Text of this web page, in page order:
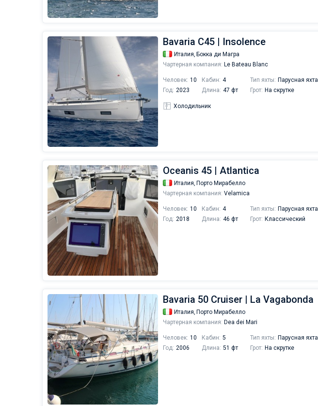
Bavaria C45 | Insolence
Италия, Бокка ди Магра
Чартерная компания: Le Bateau Blanc
Человек: 10 Кабин: 4 Тип яхты: Парусная яхта
Год: 2023 Длина: 47 фт Грот: На скрутке
Холодильник
Oceanis 45 | Atlantica
Италия, Порто Мирабелло
Чартерная компания: Velamica
Человек: 10 Кабин: 4 Тип яхты: Парусная яхта
Год: 2018 Длина: 46 фт Грот: Классический
Bavaria 50 Cruiser | La Vagabonda
Италия, Порто Мирабелло
Чартерная компания: Dea dei Mari
Человек: 10 Кабин: 5 Тип яхты: Парусная яхта
Год: 2006 Длина: 51 фт Грот: На скрутке